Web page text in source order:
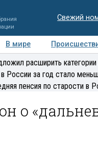
Свежий
В мире
Медиацентр
расширить
России за год стало
пенсия по старости в
о